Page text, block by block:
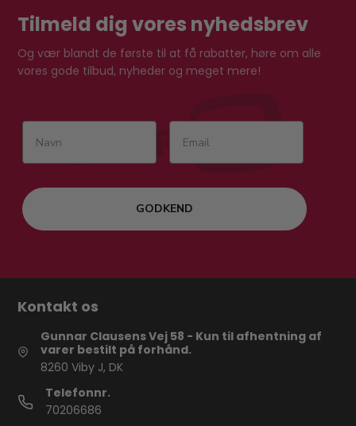
Tilmeld dig vores nyhedsbrev
Og vær blandt de første til at få rabatter, høre om alle
vores gode tilbud, nyheder og meget mere!
GODKEND
Kontakt os
Gunnar Clausens Vej 58 - Kun til afhentning af
varer bestilt på forhånd.
8260 Viby J, DK
Telefonnr.
70206686